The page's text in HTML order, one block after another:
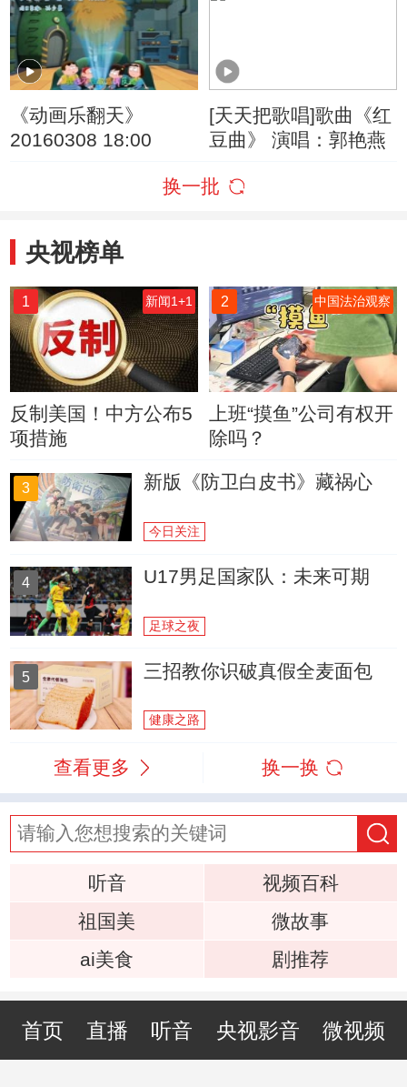
《动画乐翻天》
20160308 18:00
[天天把歌唱]歌曲《红
豆曲》 演唱：郭艳燕
换一批
央视榜单
1 新闻1+1
反制美国！中方公布5
项措施
2 中国法治观察
上班“摸鱼”公司有权开
除吗？
3 新版《防卫白皮书》藏祸心
今日关注
4 U17男足国家队：未来可期
足球之夜
5 三招教你识破真假全麦面包
健康之路
查看更多 换一换
听音
视频百科
祖国美
微故事
ai美食
剧推荐
首页 直播 听音 央视影音 微视频